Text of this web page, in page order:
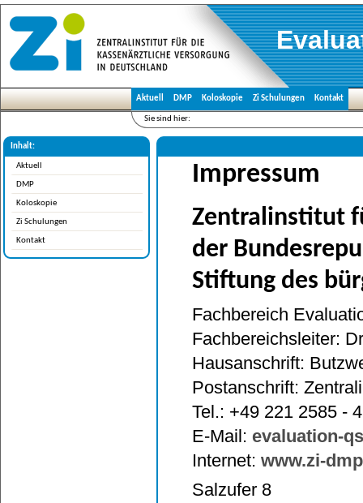
Aktuell DMP Koloskopie Zi Schulungen Kontakt
Sie sind hier:
Inhalt:
Aktuell
DMP
Koloskopie
Zi Schulungen
Kontakt
Impressum
Zentralinstitut
der
Stiftung des
Fachbereich
Fachbereichsleiter:
Hausanschrift:
Postanschrift:
Tel.: +49 221 2585 -
E-Mail: evaluation-
Internet:www.zi-
Salzufer 8